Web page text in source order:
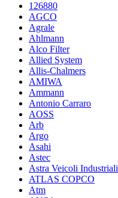
126880
AGCO
Agrale
Ahlmann
Alco Filter
Allied System
Allis-Chalmers
AMIWA
Ammann
Antonio Carraro
AOSS
Arb
Argo
Asahi
Astec
Astra Veicoli Industriali
ATLAS COPCO
Atm